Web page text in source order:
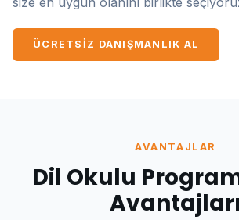
ÜCRETSIZ DANIŞMANLIK AL
AVANTAJLAR
Dil Okulu
Avantajları